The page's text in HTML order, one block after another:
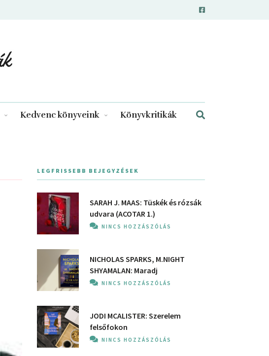
Kedvenc könyveink Könyvkritikák
LEGFRISSEBB BEJEGYZÉSEK
SARAH J. MAAS: Tüskék és rózsák
udvara (ACOTAR 1.)
NINCS HOZZÁSZÓLÁS
NICHOLAS SPARKS, M.NIGHT
SHYAMALAN: Maradj
NINCS HOZZÁSZÓLÁS
JODI MCALISTER: Szerelem
felsőfokon
NINCS HOZZÁSZÓLÁS